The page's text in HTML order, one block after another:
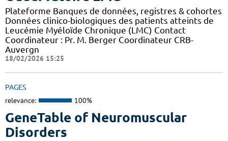
Plateforme Banques de données, registres & cohortes
Données clinico-biologiques des patients atteints de
Leucémie Myéloïde Chronique (LMC) Contact
Coordinateur : Pr. M. Berger Coordinateur CRB-
Auvergn
18/02/2026 15:25
PAGES
relevance: 100%
GeneTable of Neuromuscular
Disorders